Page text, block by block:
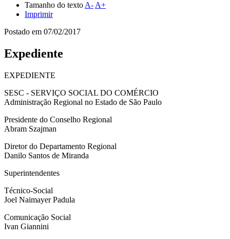
Tamanho do texto A- A+
Imprimir
Postado em 07/02/2017
Expediente
EXPEDIENTE
SESC - SERVIÇO SOCIAL DO COMÉRCIO
Administração Regional no Estado de São Paulo
Presidente do Conselho Regional
Abram Szajman
Diretor do Departamento Regional
Danilo Santos de Miranda
Superintendentes
Técnico-Social
Joel Naimayer Padula
Comunicação Social
Ivan Giannini